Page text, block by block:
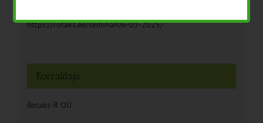
https://rotaks.ee/seminar06-03-2025/
Korraldaja
Rotaks-R OÜ